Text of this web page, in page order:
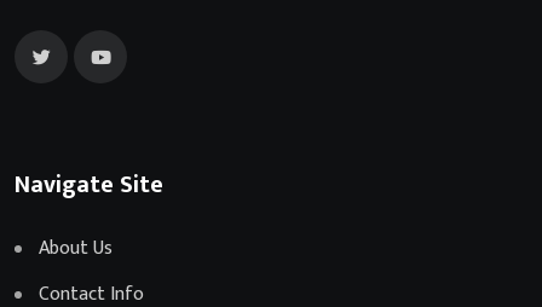
Navigate Site
About Us
Contact Info